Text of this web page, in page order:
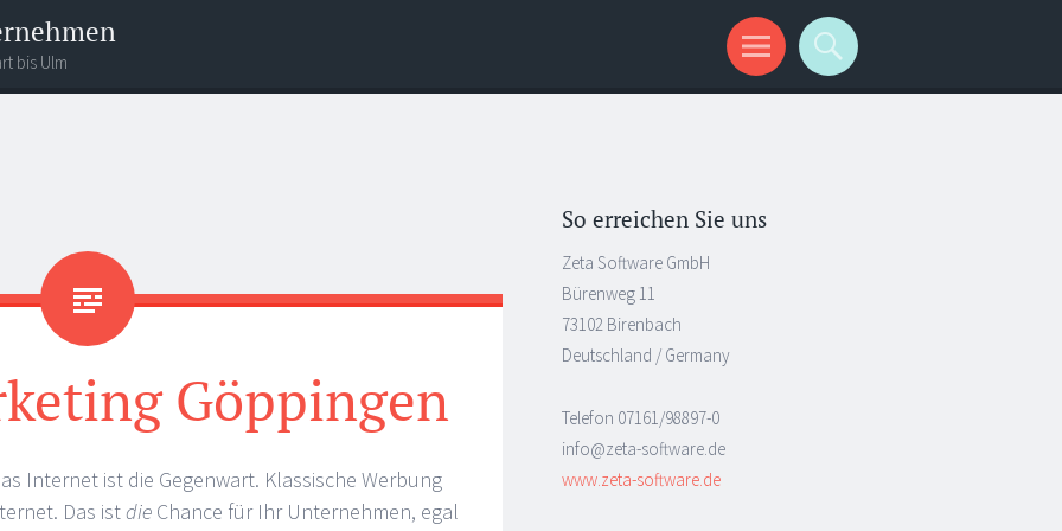
bis Ulm
Göppingen
Internet ist die Gegenwart. Klassische Werbung
Das istdie Chance für Ihr Unternehmen, egal
So erreichen Sie uns
Zeta Software GmbH
Bürenweg 11
73102 Birenbach
Deutschland / Germany
Telefon 07161/98897-0
info@zeta-software.de
www.zeta-software.de